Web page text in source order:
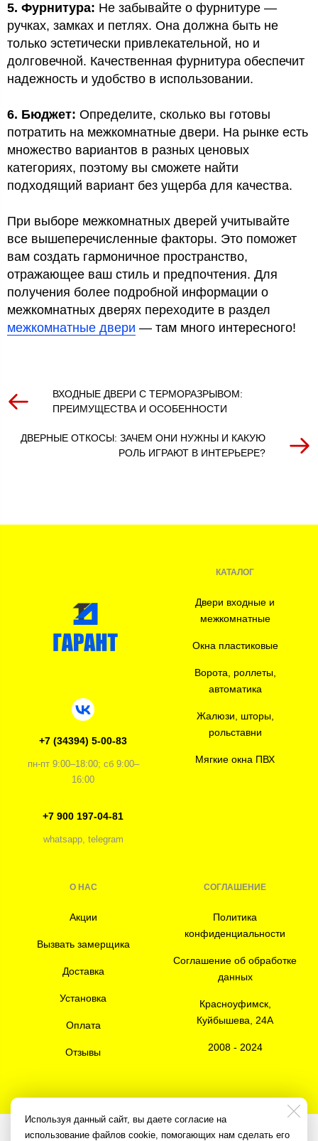
Используя данный сайт, вы даете согласие на
использование файлов cookie, помогающих нам сделать его
5. Фурнитура: Не забывайте о фурнитуре —
ручках, замках и петлях. Она должна быть не
только эстетически привлекательной, но и
долговечной. Качественная фурнитура обеспечит
надежность и удобство в использовании.
6. Бюджет: Определите, сколько вы готовы
потратить на межкомнатные двери. На рынке есть
множество вариантов в разных ценовых
категориях, поэтому вы сможете найти
подходящий вариант без ущерба для качества.
При выборе межкомнатных дверей учитывайте
все вышеперечисленные факторы. Это поможет
вам создать гармоничное пространство,
отражающее ваш стиль и предпочтения. Для
получения более подробной информации о
межкомнатных дверях переходите в раздел
межкомнатные двери — там много интересного!
ВХОДНЫЕ ДВЕРИ С ТЕРМОРАЗРЫВОМ:
ПРЕИМУЩЕСТВА И ОСОБЕННОСТИ
ДВЕРНЫЕ ОТКОСЫ: ЗАЧЕМ ОНИ НУЖНЫ И КАКУЮ
РОЛЬ ИГРАЮТ В ИНТЕРЬЕРЕ?
+7 (34394) 5-00-83
пн-пт 9:00–18:00; сб 9:00–
16:00
+7 900 197-04-81
whatsapp, telegram
КАТАЛОГ
Двери входные и
межкомнатные
Окна пластиковые
Ворота, роллеты,
автоматика
Жалюзи, шторы,
рольставни
Мягкие окна ПВХ
О НАС
Акции
Вызвать замерщика
Доставка
Установка
Оплата
Отзывы
СОГЛАШЕНИЕ
Политика
конфиденциальности
Соглашение об обработке
данных
Красноуфимск,
Куйбышева, 24А
2008 - 2024